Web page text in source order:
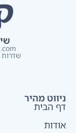
שדרות
ניווט מהיר
דף הבית
אודות